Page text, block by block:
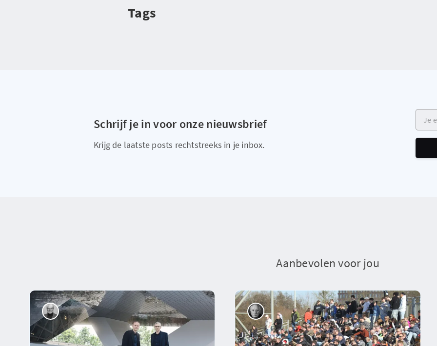
Tags
Schrijf je in voor onze nieuwsbrief
Krijg de laatste posts rechtstreeks in je inbox.
Je e-
Aanbevolen voor jou